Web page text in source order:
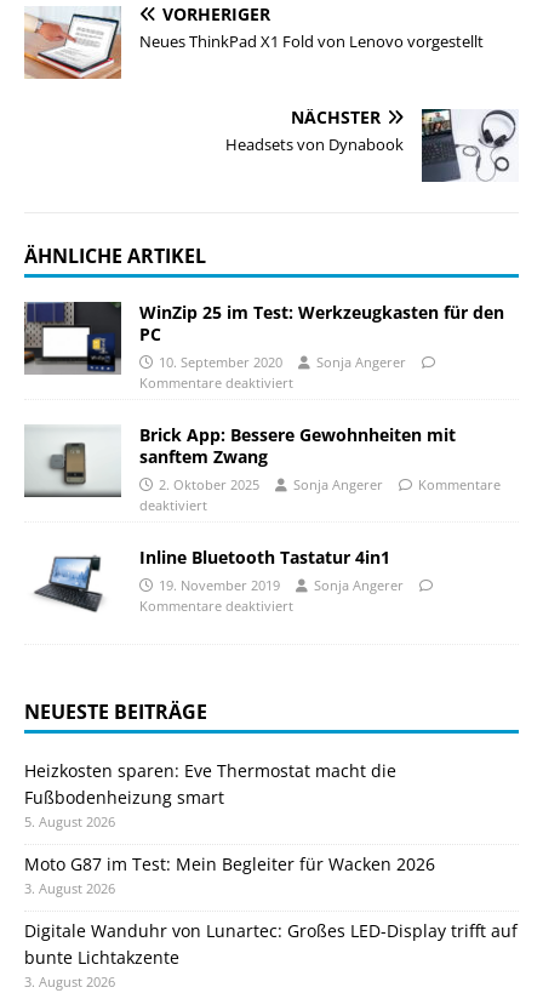
VORHERIGER
Neues ThinkPad X1 Fold von Lenovo vorgestellt
NÄCHSTER
Headsets von Dynabook
ÄHNLICHE ARTIKEL
WinZip 25 im Test: Werkzeugkasten für den
PC
10. September 2020
Sonja Angerer
Kommentare deaktiviert
Brick App: Bessere Gewohnheiten mit
sanftem Zwang
2. Oktober 2025 Sonja Angerer
Kommentare
deaktiviert
Inline Bluetooth Tastatur 4in1
19. November 2019
Sonja Angerer
Kommentare deaktiviert
NEUESTE BEITRÄGE
Heizkosten sparen: Eve Thermostat macht die
Fußbodenheizung smart
5. August 2026
Moto G87 im Test: Mein Begleiter für Wacken 2026
3. August 2026
Digitale Wanduhr von Lunartec: Großes LED-Display trifft auf
bunte Lichtakzente
3. August 2026